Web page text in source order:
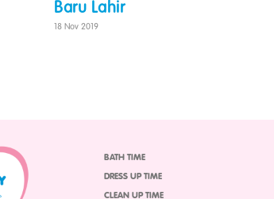
Baru Lahir
18 Nov 2019
BATH TIME
DRESS UP TIME
CLEAN UP TIME